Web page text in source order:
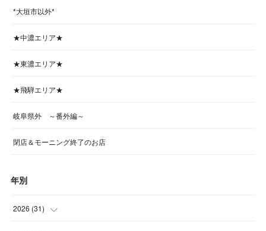
*大垣市以外*
★中濃エリア★
★東濃エリア★
★飛騨エリア★
岐阜県外 ～番外編～
閉店＆モーニング終了のお店
年別
2026 (31)